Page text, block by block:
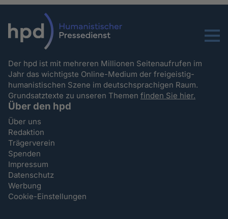
Menu
Der hpd ist mit mehreren Millionen Seitenaufrufen im
Jahr das wichtigste Online-Medium der freigeistig-
humanistischen Szene im deutschsprachigen Raum.
Grundsatztexte zu unseren Themenfinden Sie hier.
Über den hpd
Über uns
Redaktion
Trägerverein
Spenden
Impressum
Datenschutz
Werbung
Cookie-Einstellungen